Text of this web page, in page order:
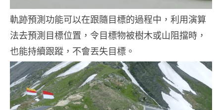
軌跡預測功能可以在跟隨目標的過程中，利用演算
法去預測目標位置，令目標物被樹木或山阻擋時，
也能持續跟蹤，不會丟失目標。